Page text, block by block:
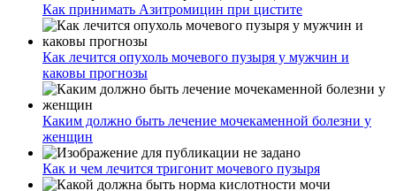
Как принимать Азитромицин при цистите
Как лечится опухоль мочевого пузыря у мужчин и
каковы прогнозы
Каким должно быть лечение мочекаменной болезни у
женщин
Как и чем лечится тригонит мочевого пузыря